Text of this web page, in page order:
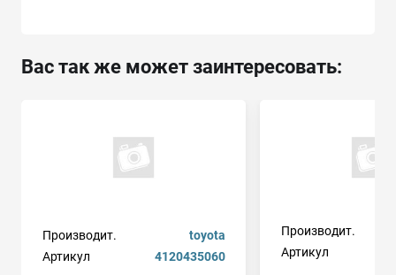
Вас так же может заинтересовать:
Производит.
toyota
Артикул
4120435060
Производит.
Артикул